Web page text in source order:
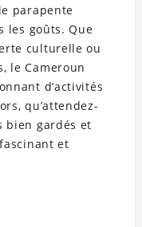
parapente
les goûts. Que
culturelle ou
le Cameroun
d’activités
qu’attendez-
bien gardés et
et